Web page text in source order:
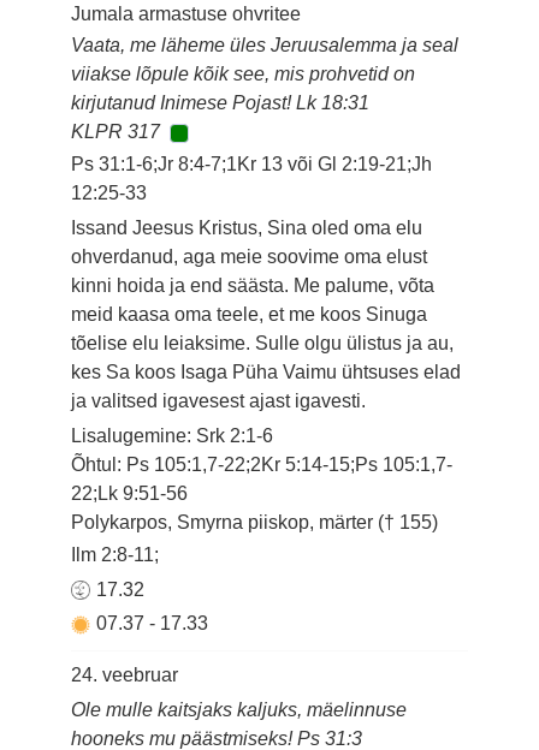
Jumala armastuse ohvritee
Vaata, me läheme üles Jeruusalemma ja seal
viiakse lõpule kõik see, mis prohvetid on
kirjutanud Inimese Pojast! Lk 18:31
KLPR 317
Ps 31:1-6;Jr 8:4-7;1Kr 13 või Gl 2:19-21;Jh
12:25-33
Issand Jeesus Kristus, Sina oled oma elu
ohverdanud, aga meie soovime oma elust
kinni hoida ja end säästa. Me palume, võta
meid kaasa oma teele, et me koos Sinuga
tõelise elu leiaksime. Sulle olgu ülistus ja au,
kes Sa koos Isaga Püha Vaimu ühtsuses elad
ja valitsed igavesest ajast igavesti.
Lisalugemine: Srk 2:1-6
Õhtul: Ps 105:1,7-22;2Kr 5:14-15;Ps 105:1,7-
22;Lk 9:51-56
Polykarpos, Smyrna piiskop, märter († 155)
Ilm 2:8-11;
17.32
07.37- 17.33
24. veebruar
Ole mulle kaitsjaks kaljuks, mäelinnuse
hooneks mu päästmiseks! Ps 31:3